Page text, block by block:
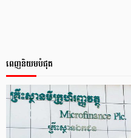
ពេញនិយមបំផុត